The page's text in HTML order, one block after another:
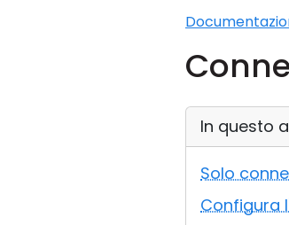
In questo
Solo
Configura